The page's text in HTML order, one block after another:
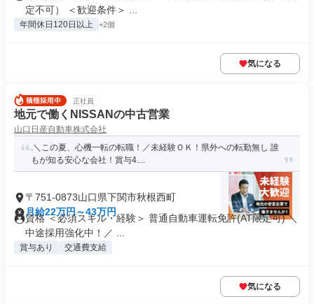
定不可） ＜歓迎条件＞ ...
年間休日120日以上 +2個
気になる
正社員
地元で働くNISSANの中古営業
山口日産自動車株式会社
.＼この夏、心機一転の転職！／未経験ＯＫ！県外への転勤無し 誰
もが知る安心な会社！賞与4....
〒751-0873山口県下関市秋根西町
月給22万円～43万円
資格 ＜必須スキル・経験＞ 普通自動車運転免許(AT限定可) ＼
中途採用強化中！／ ...
賞与あり 交通費支給
気になる